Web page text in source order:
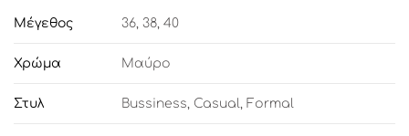
Μέγεθος 36, 38, 40
Χρώμα Μαύρο
Στυλ Bussiness, Casual, Formal